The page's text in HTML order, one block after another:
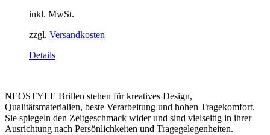
inkl. MwSt.
zzgl. Versandkosten
Details
NEOSTYLE Brillen stehen für kreatives Design,
Qualitätsmaterialien, beste Verarbeitung und hohen Tragekomfort.
Sie spiegeln den Zeitgeschmack wider und sind vielseitig in ihrer
Ausrichtung nach Persönlichkeiten und Tragegelegenheiten.